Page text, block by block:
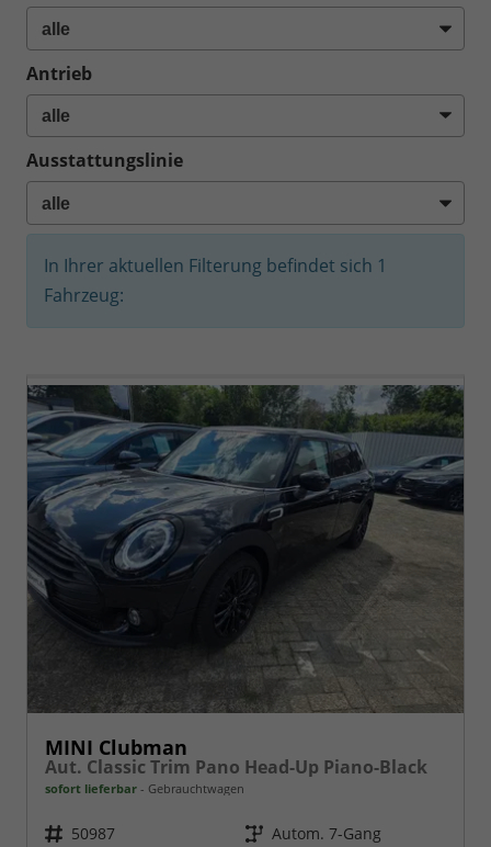
Antrieb
Ausstattungslinie
In Ihrer aktuellen Filterung befindet sich 1
Fahrzeug:
MINI Clubman
Aut. Classic Trim Pano Head-Up Piano-Black
sofort lieferbar Gebrauchtwagen
Fahrzeugnr. 50987 Getriebe Autom. 7-Gang